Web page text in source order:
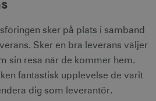
sker på plats i samband
Sker en bra leverans väljer
sin resa när de kommer hem.
fantastisk upplevelse de varit
dig som leverantör.